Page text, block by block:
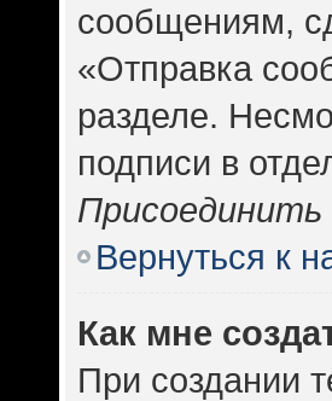
сообщениям,
«Отправка
разделе.
подписи в
Присоединить
Вернуться к
Как мне
При создании